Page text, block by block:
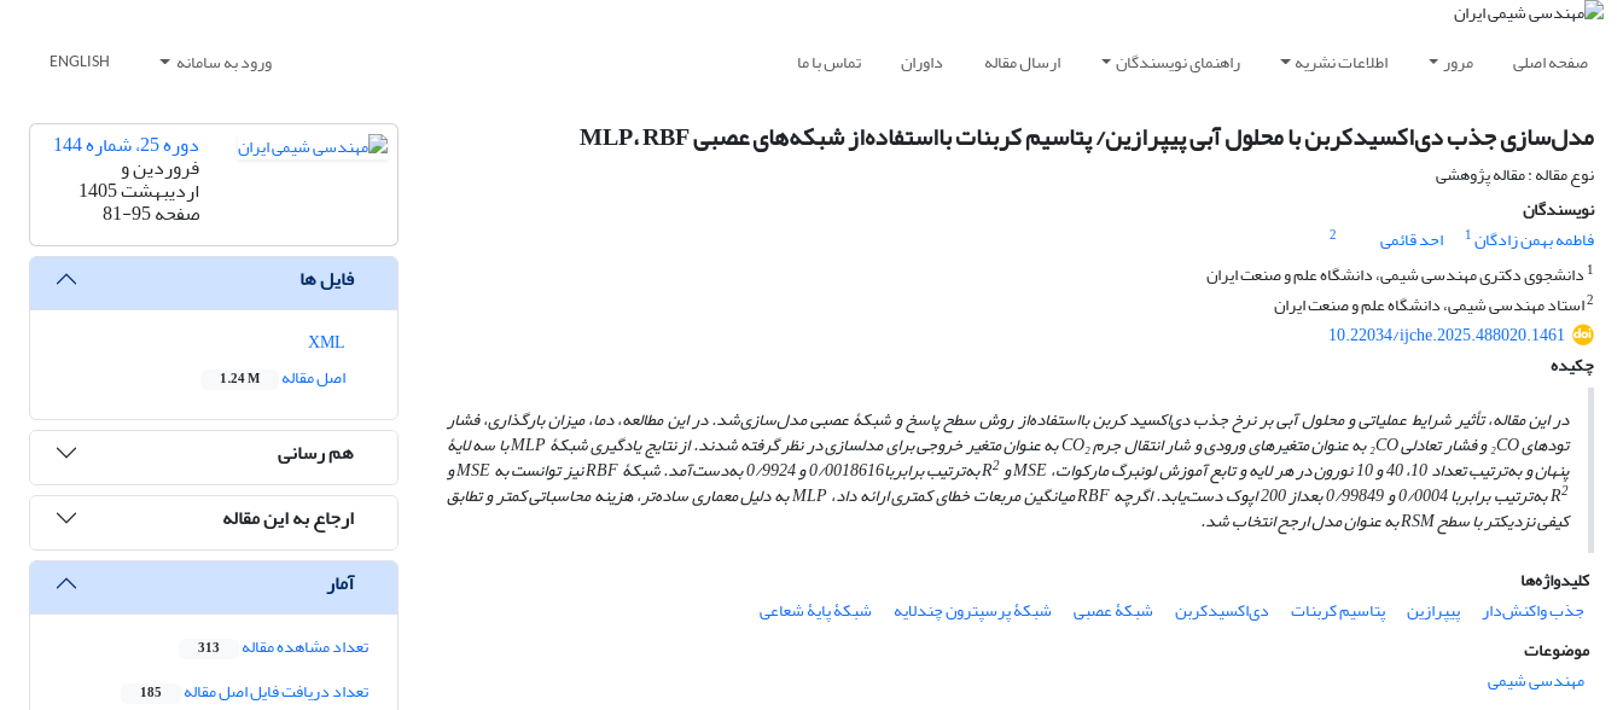
صفحه اصلی مرور اطلاعات نشریه راهنمای نویسندگان ارسال مقاله داوران تماس با ما ورود به سامانه ENGLISH
مدل‌سازی جذب دی‌اکسید‌کربن با محلول آبی پیپرازین/ پتاسیم کربنات بااستفاده‌از شبکه‌های عصبی MLP، RBF
نوع مقاله : مقاله پژوهشی
نویسندگان
فاطمه بهمن زادگان1 احد قائمی
2
1 دانشجوی دکتری مهندسی شیمی، دانشگاه علم و صنعت ایران
2استاد مهندسی شیمی، دانشگاه علم و صنعت ایران
10.22034/ijche.2025.488020.1461
چکیده
در این مقاله، تأثیر شرایط عملیاتی و محلول آبی بر نرخ جذب دی‌اکسید کربن بااستفاده‌از روش سطح پاسخ و شبکۀ عصبی مدل‌سازی‌شد. در این مطالعه، دما، میزان بارگذاری، فشار
تودهایCO
₂و فشار تعادلیCO
₂به عنوان متغیرهای ورودی و شار انتقال جرمCO₂به عنوان متغیر خروجی برای مدلسازی در نظر گرفته شدند. از نتایج یادگیری شبکۀMLPبا سه لایۀ
پنهان و به‌ترتیب تعداد 10، 40 و 10 نورون در هر لایه و تابع آموزش لونبرگ مارکوات،MSEو R2 به‌ترتیب برابربا0/0018616 و 0/9924 به‌دست‌آمد. شبکۀRBFنیز توانست بهMSEو
R2 به‌ترتیب برابربا 0/0004 و 0/99849 بعداز 200 اپوک دست‌یابد. اگرچه RBFمیانگین مربعات خطای کمتری ارائه داد،MLPبه دلیل معماری ساده‌تر، هزینه محاسباتی کمتر و تطابق
کیفی نزدیکتر با سطحRSMبه عنوان مدل ارجح انتخاب شد.
کلیدواژه‌ها
جذب واکنش‌دار
پیپرازین پتاسیم کربنات دی‌اکسیدکربن شبکۀ عصبی شبکۀ پرسپترون چندلایه
شبکۀ پایۀ شعاعی
موضوعات
مهندسی شیمی
دوره 25، شماره 144
فروردین و
اردیبهشت 1405
صفحه81-95
فایل ها
اصل مقاله
1.24 M
هم رسانی
ارجاع به این مقاله
آمار
تعداد مشاهده مقاله 313
تعداد دریافت فایل اصل مقاله 185